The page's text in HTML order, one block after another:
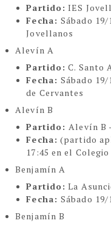
Partido: IES
Fecha:Sábado
Jovellanos
Alevín A
Partido: C. Santo
Fecha:Sábado
de Cervantes
Alevín B
Partido:Alevín B
Fecha: (partido
17:45 en el Colegio
Benjamín A
Partido: La
Fecha:Sábado
Benjamín B